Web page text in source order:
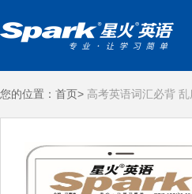
您的位置： 首页> 高考英语词汇必背